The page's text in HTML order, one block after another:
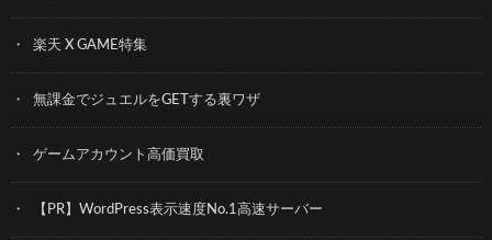
楽天 X GAME特集
無課金でジュエルをGETする裏ワザ
ゲームアカウント高価買取
【PR】WordPress表示速度No.1高速サーバー